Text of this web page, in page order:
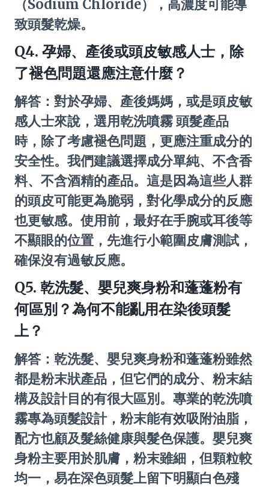
（Sodium Chloride），高濃度可能導
致頭髮乾燥。
Q4. 孕婦、產後或頭皮敏感人士，除
了褪色問題還應注意什麼？
解答：對於孕婦、產後媽媽，或是頭皮敏
感人士來說，選用乾洗噴霧 頭髮產品
時，除了考慮褪色問題，更應注重成分的
安全性。我們建議選擇成分單純、不含香
料、不含酒精的產品。這是因為這些人群
的頭皮可能更為脆弱，對化學成分的反應
也更敏感。使用前，最好在手腕或耳後等
不顯眼的位置，先進行小範圍皮膚測試，
確保沒有過敏反應。
Q5. 乾洗髮、嬰兒爽身粉和蓬蓬粉有
何區別？為何不能亂用在染後頭髮
上？
解答：乾洗髮、嬰兒爽身粉和蓬蓬粉雖然
都是粉末狀產品，但它們的成分、粉末結
構及設計目的有很大區別。專業的乾洗噴
霧專為頭髮設計，粉末能有效吸附油脂，
配方也顧及髮絲健康與髮色保護。嬰兒爽
身粉主要用於肌膚，粉末雖細，但顆粒較
均一，易在深色頭髮上留下明顯白色殘